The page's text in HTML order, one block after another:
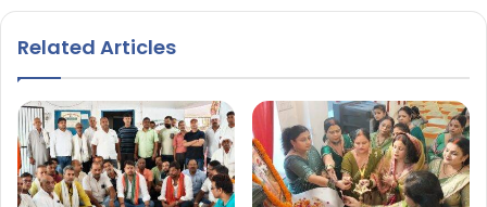
Related Articles